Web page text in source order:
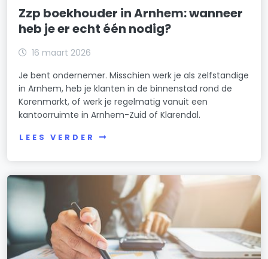
Zzp boekhouder in Arnhem: wanneer
heb je er echt één nodig?
16 maart 2026
Je bent ondernemer. Misschien werk je als zelfstandige
in Arnhem, heb je klanten in de binnenstad rond de
Korenmarkt, of werk je regelmatig vanuit een
kantoorruimte in Arnhem-Zuid of Klarendal.
LEES VERDER